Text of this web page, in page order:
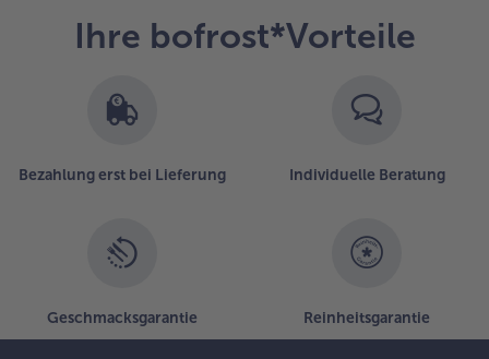
Ihre bofrost*Vorteile
Bezahlung erst bei Lieferung Individuelle Beratung
Geschmacksgarantie Reinheitsgarantie